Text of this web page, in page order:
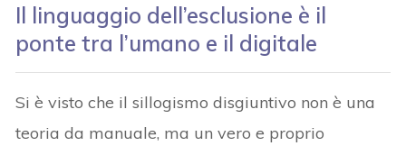
Il linguaggio dell’esclusione è il
ponte tra l’umano e il digitale
Si è visto che il sillogismo disgiuntivo non è una
teoria da manuale, ma un vero e proprio